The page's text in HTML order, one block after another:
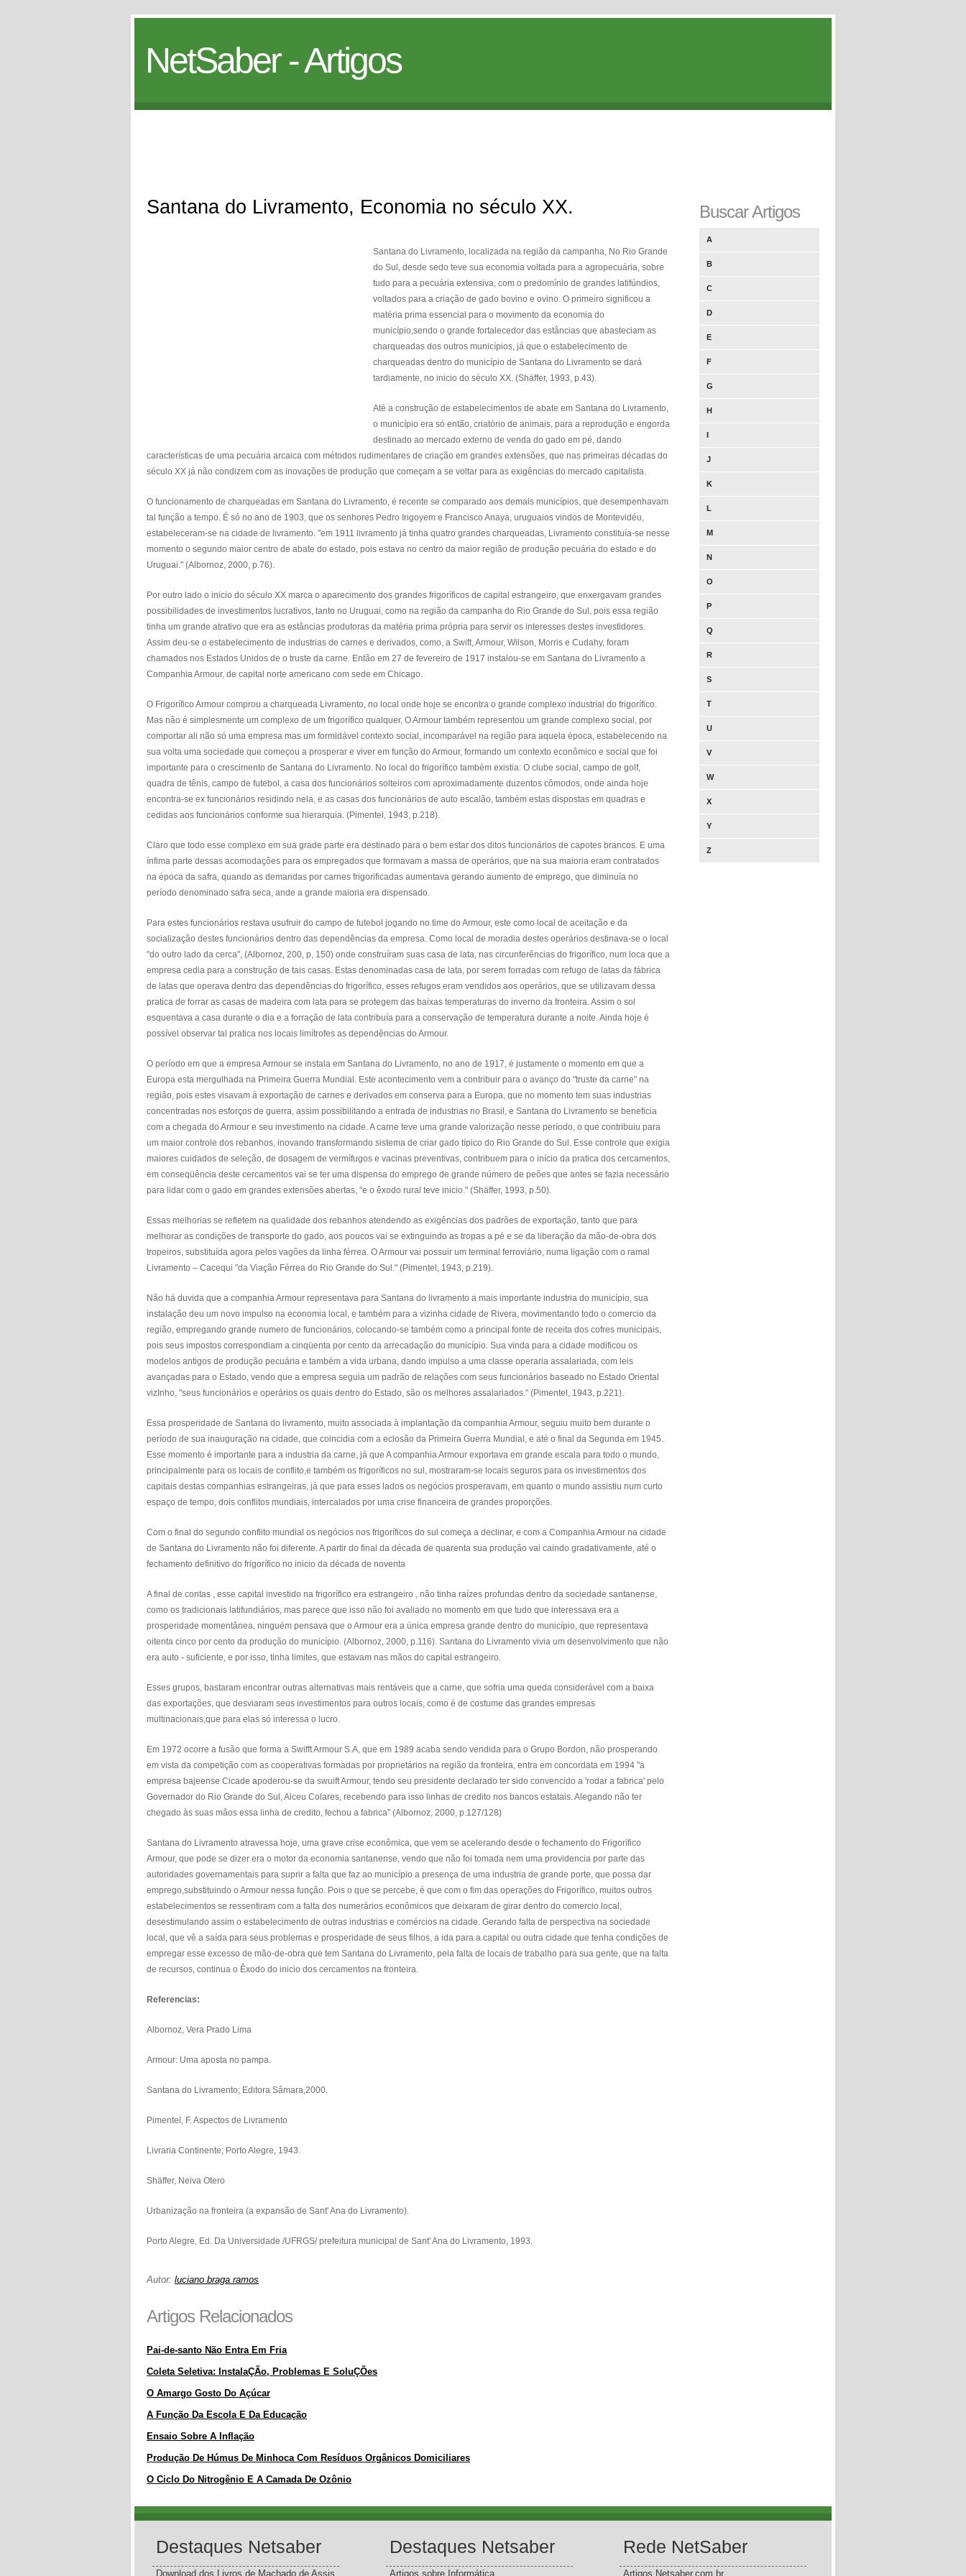
NetSaber - Artigos
Santana do Livramento, Economia no século XX.
Santana do Livramento, localizada na região da campanha, No Rio Grande
do Sul, desde sedo teve sua economia voltada para a agropecuária, sobre
tudo para a pecuária extensiva, com o predomínio de grandes latifúndios,
voltados para a criação de gado bovino e ovino. O primeiro significou a
matéria prima essencial para o movimento da economia do
município,sendo o grande fortalecedor das estâncias que abasteciam as
charqueadas dos outros municípios, já que o estabelecimento de
charqueadas dentro do município de Santana do Livramento se dará
tardiamente, no inicio do século XX. (Shäffer, 1993, p.43).
Até a construção de estabelecimentos de abate em Santana do Livramento,
o município era só então, criatório de animais, para a reprodução e engorda
destinado ao mercado externo de venda do gado em pé, dando
características de uma pecuária arcaica com métodos rudimentares de criação em grandes extensões, que nas primeiras décadas do
século XX já não condizem com as inovações de produção que começam a se voltar para as exigências do mercado capitalista.
O funcionamento de charqueadas em Santana do Livramento, é recente se comparado aos demais municípios, que desempenhavam
tal função a tempo. É só no ano de 1903, que os senhores Pedro Irigoyem e Francisco Anaya, uruguaios vindos de Montevidéu,
estabeleceram-se na cidade de livramento. "em 1911 livramento já tinha quatro grandes charqueadas, Livramento constituía-se nesse
momento o segundo maior centro de abate do estado, pois estava no centro da maior região de produção pecuária do estado e do
Uruguai." (Albornoz, 2000, p.76).
Por outro lado o inicio do século XX marca o aparecimento dos grandes frigoríficos de capital estrangeiro, que enxergavam grandes
possibilidades de investimentos lucrativos, tanto no Uruguai, como na região da campanha do Rio Grande do Sul, pois essa região
tinha um grande atrativo que era as estâncias produtoras da matéria prima própria para servir os interesses destes investidores.
Assim deu-se o estabelecimento de industrias de carnes e derivados, como, a Swift, Armour, Wilson, Morris e Cudahy, foram
chamados nos Estados Unidos de o truste da carne. Então em 27 de fevereiro de 1917 instalou-se em Santana do Livramento a
Companhia Armour, de capital norte americano com sede em Chicago.
O Frigorífico Armour comprou a charqueada Livramento, no local onde hoje se encontra o grande complexo industrial do frigorífico.
Mas não é simplesmente um complexo de um frigorífico qualquer, O Armour também representou um grande complexo social, por
comportar ali não só uma empresa mas um formidável contexto social, incomparável na região para aquela época, estabelecendo na
sua volta uma sociedade que começou a prosperar e viver em função do Armour, formando um contexto econômico e social que foi
importante para o crescimento de Santana do Livramento. No local do frigorífico também existia: O clube social, campo de golf,
quadra de tênis, campo de futebol, a casa dos funcionários solteiros com aproximadamente duzentos cômodos, onde ainda hoje
encontra-se ex funcionários residindo nela, e as casas dos funcionários de auto escalão, também estas dispostas em quadras e
cedidas aos funcionários conforme sua hierarquia. (Pimentel, 1943, p.218).
Claro que todo esse complexo em sua grade parte era destinado para o bem estar dos ditos funcionários de capotes brancos. E uma
ínfima parte dessas acomodações para os empregados que formavam a massa de operários, que na sua maioria eram contratados
na época da safra, quando as demandas por carnes frigorificadas aumentava gerando aumento de emprego, que diminuía no
período denominado safra seca, ande a grande maioria era dispensado.
Para estes funcionários restava usufruir do campo de futebol jogando no time do Armour, este como local de aceitação e da
socialização destes funcionários dentro das dependências da empresa. Como local de moradia destes operários destinava-se o local
"do outro lado da cerca", (Albornoz, 200, p, 150) onde construíram suas casa de lata, nas circunferências do frigorífico, num loca que a
empresa cedia para a construção de tais casas. Estas denominadas casa de lata, por serem forradas com refugo de latas da fábrica
de latas que operava dentro das dependências do frigorífico, esses refugos eram vendidos aos operários, que se utilizavam dessa
pratica de forrar as casas de madeira com lata para se protegem das baixas temperaturas do inverno da fronteira. Assim o sol
esquentava a casa durante o dia e a forração de lata contribuía para a conservação de temperatura durante a noite. Ainda hoje é
possível observar tal pratica nos locais limítrofes as dependências do Armour.
O período em que a empresa Armour se instala em Santana do Livramento, no ano de 1917, é justamente o momento em que a
Europa esta mergulhada na Primeira Guerra Mundial. Este acontecimento vem a contribuir para o avanço do "truste da carne" na
região, pois estes visavam à exportação de carnes e derivados em conserva para a Europa, que no momento tem suas industrias
concentradas nos esforços de guerra, assim possibilitando a entrada de industrias no Brasil, e Santana do Livramento se beneficia
com a chegada do Armour e seu investimento na cidade. A carne teve uma grande valorização nesse período, o que contribuiu para
um maior controle dos rebanhos, inovando transformando sistema de criar gado típico do Rio Grande do Sul. Esse controle que exigia
maiores cuidados de seleção, de dosagem de vermífugos e vacinas preventivas, contribuem para o início da pratica dos cercamentos,
em conseqüência deste cercamentos vai se ter uma dispensa do emprego de grande número de peões que antes se fazia necessário
para lidar com o gado em grandes extensões abertas, "e o êxodo rural teve inicio." (Shäffer, 1993, p.50).
Essas melhorias se refletem na qualidade dos rebanhos atendendo as exigências dos padrões de exportação, tanto que para
melhorar as condições de transporte do gado, aos poucos vai se extinguindo as tropas a pé e se da liberação da mão-de-obra dos
tropeiros, substituída agora pelos vagões da linha férrea. O Armour vai possuir um terminal ferroviário, numa ligação com o ramal
Livramento – Cacequi "da Viação Férrea do Rio Grande do Sul." (Pimentel, 1943, p.219).
Não há duvida que a companhia Armour representava para Santana do livramento a mais importante industria do município, sua
instalação deu um novo impulso na economia local, e também para a vizinha cidade de Rivera, movimentando todo o comercio da
região, empregando grande numero de funcionários, colocando-se também como a principal fonte de receita dos cofres municipais,
pois seus impostos correspondiam a cinqüenta por cento da arrecadação do município. Sua vinda para a cidade modificou os
modelos antigos de produção pecuária e também a vida urbana, dando impulso a uma classe operaria assalariada, com leis
avançadas para o Estado, vendo que a empresa seguia um padrão de relações com seus funcionários baseado no Estado Oriental
vizInho, "seus funcionários e operários os quais dentro do Estado, são os melhores assalariados." (Pimentel, 1943, p.221).
Essa prosperidade de Santana do livramento, muito associada à implantação da companhia Armour, seguiu muito bem durante o
período de sua inauguração na cidade, que coincidia com a eclosão da Primeira Guerra Mundial, e até o final da Segunda em 1945.
Esse momento é importante para a industria da carne, já que A companhia Armour exportava em grande escala para todo o mundo,
principalmente para os locais de conflito,e também os frigoríficos no sul, mostraram-se locais seguros para os investimentos dos
capitais destas companhias estrangeiras, já que para esses lados os negócios prosperavam, em quanto o mundo assistiu num curto
espaço de tempo, dois conflitos mundiais, intercalados por uma crise financeira de grandes proporções.
Com o final do segundo conflito mundial os negócios nos frigoríficos do sul começa a declinar, e com a Companhia Armour na cidade
de Santana do Livramento não foi diferente. A partir do final da década de quarenta sua produção vai caindo gradativamente, até o
fechamento definitivo do frigorífico no inicio da década de noventa
A final de contas , esse capital investido na frigorífico era estrangeiro , não tinha raízes profundas dentro da sociedade santanense,
como os tradicionais latifundiários, mas parece que isso não foi avaliado no momento em que tudo que interessava era a
prosperidade momentânea, ninguém pensava que o Armour era a única empresa grande dentro do município, que representava
oitenta cinco por cento da produção do município. (Albornoz, 2000, p.116). Santana do Livramento vivia um desenvolvimento que não
era auto - suficiente, e por isso, tinha limites, que estavam nas mãos do capital estrangeiro.
Esses grupos, bastaram encontrar outras alternativas mais rentáveis que a carne, que sofria uma queda considerável com a baixa
das exportações, que desviaram seus investimentos para outros locais, como é de costume das grandes empresas
multinacionais,que para elas só interessa o lucro.
Em 1972 ocorre a fusão que forma a Swifft Armour S.A, que em 1989 acaba sendo vendida para o Grupo Bordon, não prosperando
em vista da competição com as cooperativas formadas por proprietários na região da fronteira, entra em concordata em 1994 "a
empresa bajeense Cicade apoderou-se da swuift Armour, tendo seu presidente declarado ter sido convencido a 'rodar a fabrica' pelo
Governador do Rio Grande do Sul, Alceu Colares, recebendo para isso linhas de credito nos bancos estatais. Alegando não ter
chegado às suas mãos essa linha de credito, fechou a fabrica" (Albornoz, 2000, p.127/128)
Santana do Livramento atravessa hoje, uma grave crise econômica, que vem se acelerando desde o fechamento do Frigorífico
Armour, que pode se dizer era o motor da economia santanense, vendo que não foi tomada nem uma providencia por parte das
autoridades governamentais para suprir a falta que faz ao município a presença de uma industria de grande porte, que possa dar
emprego,substituindo o Armour nessa função. Pois o que se percebe, é que com o fim das operações do Frigorífico, muitos outros
estabelecimentos se ressentiram com a falta dos numerários econômicos que deixaram de girar dentro do comercio local,
desestimulando assim o estabelecimento de outras industrias e comércios na cidade. Gerando falta de perspectiva na sociedade
local, que vê a saída para seus problemas e prosperidade de seus filhos, a ida para a capital ou outra cidade que tenha condições de
empregar esse excesso de mão-de-obra que tem Santana do Livramento, pela falta de locais de trabalho para sua gente, que na falta
de recursos, continua o Êxodo do inicio dos cercamentos na fronteira.
Referencias:
Albornoz, Vera Prado Lima
Armour: Uma aposta no pampa.
Santana do Livramento; Editora Sâmara,2000.
Pimentel, F. Aspectos de Livramento
Livraria Continente; Porto Alegre, 1943.
Shäffer, Neiva Otero
Urbanização na fronteira (a expansão de Sant' Ana do Livramento).
Porto Alegre, Ed. Da Universidade /UFRGS/ prefeitura municipal de Sant' Ana do Livramento, 1993.
Autor: luciano braga ramos
Artigos Relacionados
Pai-de-santo Não Entra Em Fria
Coleta Seletiva: InstalaÇÃo, Problemas E SoluÇÕes
O Amargo Gosto Do Açúcar
A Função Da Escola E Da Educação
Ensaio Sobre A Inflação
Produção De Húmus De Minhoca Com Resíduos Orgânicos Domiciliares
O Ciclo Do Nitrogênio E A Camada De Ozônio
Buscar Artigos
A
B
C
D
E
F
G
H
I
J
K
L
M
N
O
P
Q
R
S
T
U
V
W
X
Y
Z
Destaques Netsaber
Download dos Livros de Machado de Assis
Destaques Netsaber
Artigos sobre Informática
Rede NetSaber
Artigos.Netsaber.com.br